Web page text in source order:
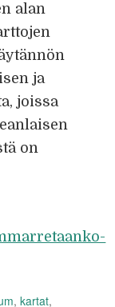
alan
ja
joissa
on
,kartat,